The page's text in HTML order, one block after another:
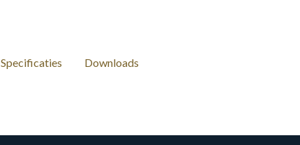
Specificaties Downloads